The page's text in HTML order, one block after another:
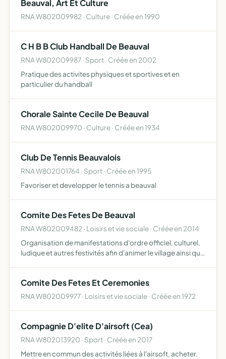
Beauval, Art Et Culture
RNA W802009982 · Culture · Créée en 1990
C H B B Club Handball De Beauval
RNA W802009987 · Sport · Créée en 2002
Pratique des activites physiques et sportives et en
particulier du handball
Chorale Sainte Cecile De Beauval
RNA W802009970 · Culture · Créée en 1934
Club De Tennis Beauvalois
RNA W802001764 · Sport · Créée en 1995
Favoriser et developper le tennis a beauval
Comite Des Fetes De Beauval
RNA W802009482 · Loisirs et vie sociale · Créée en 2014
Organisation de manifestations d'ordre officiel, culturel,
ludique et autres festivités afin d'animer le village ainsi que
Comite Des Fetes Et Ceremonies
RNA W802009977 · Loisirs et vie sociale · Créée en 1972
Compagnie D'elite D'airsoft (Cea)
RNA W802013920 · Sport · Créée en 2017
Mettre en commun des activités liées à l'airsoft, acheter,